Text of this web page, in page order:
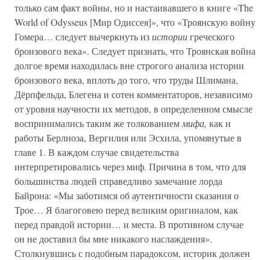
только сам факт войны, но и настаивавшего в книге «The
World of Odysseus [Мир Одиссея]», что «Троянскую войну
Гомера… следует вычеркнуть изисториигреческого
бронзового века». Следует признать, что Троянская война
долгое время находилась вне строгого анализа истории
бронзового века, вплоть до того, что труды Шлимана,
Дёрпфельда, Блегена и сотен комментаторов, независимо
от уровня научности их методов, в определенном смысле
воспринимались таким же толкованием мифа, как и
работы Берлиоза, Вергилия или Эсхила, упомянутые в
главе 1. В каждом случае свидетельства
интерпретировались через миф. Причина в том, что для
большинства людей справедливо замечание лорда
Байрона: «Мы заботимся об аутентичности сказания о
Трое… Я благоговею перед великим оригиналом, как
перед правдой истории… и места. В противном случае
он не доставил бы мне никакого наслаждения».
Столкнувшись с подобным парадоксом, историк должен